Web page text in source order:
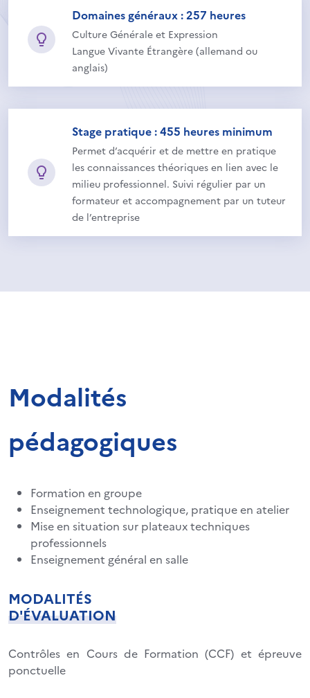
Domaines généraux : 257 heures
Culture Générale et Expression
Langue Vivante Étrangère (allemand ou
anglais)
Stage pratique : 455 heures minimum
Permet d’acquérir et de mettre en pratique
les connaissances théoriques en lien avec le
milieu professionnel. Suivi régulier par un
formateur et accompagnement par un tuteur
de l’entreprise
Modalités
pédagogiques
Formation en groupe
Enseignement technologique, pratique en atelier
Mise en situation sur plateaux techniques
professionnels
Enseignement général en salle
MODALITÉS
D'ÉVALUATION
Contrôles en Cours de Formation (CCF) et épreuve
ponctuelle